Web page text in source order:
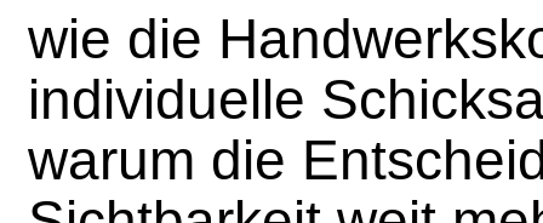
wie die
individuelle
warum die